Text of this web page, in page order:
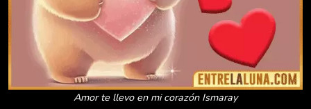
Amor te llevo en mi corazón Ismaray